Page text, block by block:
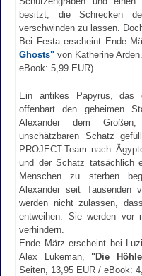
besitzt, die Schrecken
verschwinden zu lassen.
Bei Festa erscheint Ende
Ghosts" von Katherine
eBook: 5,99 EUR)
Ein antikes Papyrus, das
offenbart den geheimen
Alexander dem
unschätzbaren Schatz
PROJECT-Team nach
und der Schatz tatsächlich
Menschen zu sterben
Alexander seit Tausenden
werden nicht zulassen,
entweihen. Sie werden vor
verhindern.
Ende März erscheint bei
Alex Lukeman, "Die
Seiten, 13,95 EUR / eBook: